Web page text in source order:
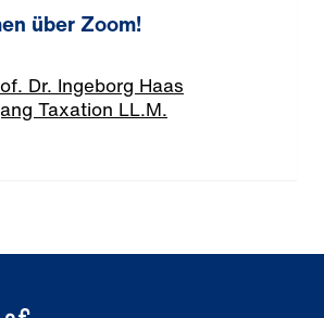
über Zoom!
Dr. Ingeborg Haas
Taxation LL.M.